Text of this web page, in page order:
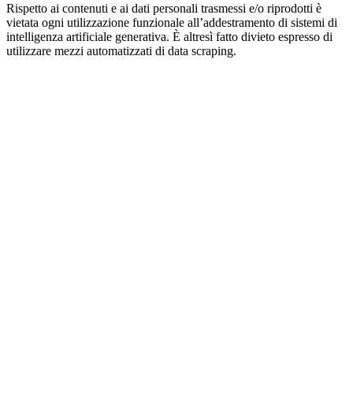
Rispetto ai contenuti e ai dati personali trasmessi e/o riprodotti è
vietata ogni utilizzazione funzionale all’addestramento di sistemi di
intelligenza artificiale generativa. È altresì fatto divieto espresso di
utilizzare mezzi automatizzati di data scraping.